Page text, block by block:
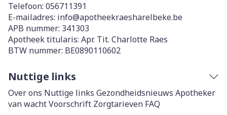
Telefoon: 056711391
E-mailadres: info@apotheekraesharelbeke.be
APB nummer: 341303
Apotheek titularis: Apr. Tit. Charlotte Raes
BTW nummer: BE0890110602
Nuttige links
Over ons Nuttige links Gezondheidsnieuws Apotheker
van wachtVoorschrift Zorgtarieven FAQ